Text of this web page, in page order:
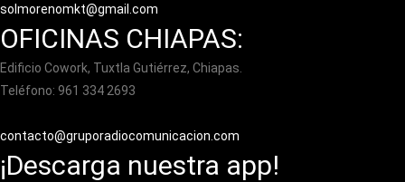
solmorenomkt@gmail.com
OFICINAS CHIAPAS:
Edificio Cowork, Tuxtla Gutiérrez, Chiapas.
Teléfono: 961 334 2693
contacto@gruporadiocomunicacion.com
¡Descarga nuestra app!